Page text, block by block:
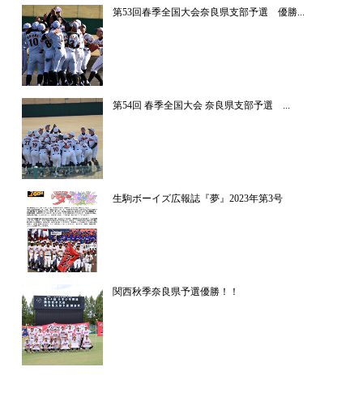
第53回春季全国大会奈良県支部予選 優勝...
第54回 春季全国大会 奈良県支部予選 ...
生駒ボーイズ広報誌『夢』2023年第3号
関西秋季奈良県予選優勝！！